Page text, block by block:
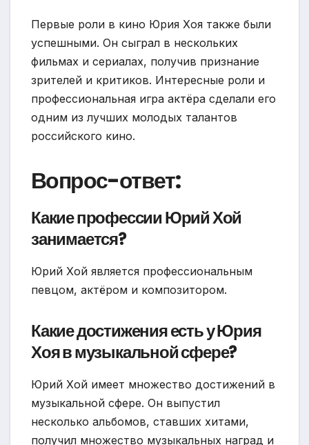
Первые роли в кино Юрия Хоя также были
успешными. Он сыграл в нескольких
фильмах и сериалах, получив признание
зрителей и критиков. Интересные роли и
профессиональная игра актёра сделали его
одним из лучших молодых талантов
российского кино.
Вопрос-ответ:
Какие профессии Юрий Хой
занимается?
Юрий Хой является профессиональным
певцом, актёром и композитором.
Какие достижения есть у Юрия
Хоя в музыкальной сфере?
Юрий Хой имеет множество достижений в
музыкальной сфере. Он выпустил
несколько альбомов, ставших хитами,
получил множество музыкальных наград и